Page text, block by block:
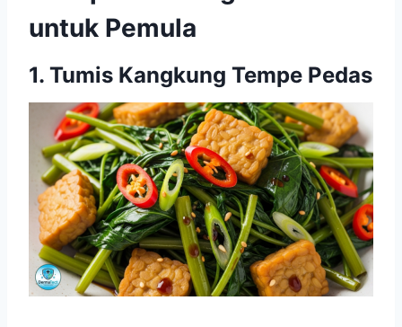
untuk Pemula
1. Tumis Kangkung Tempe Pedas